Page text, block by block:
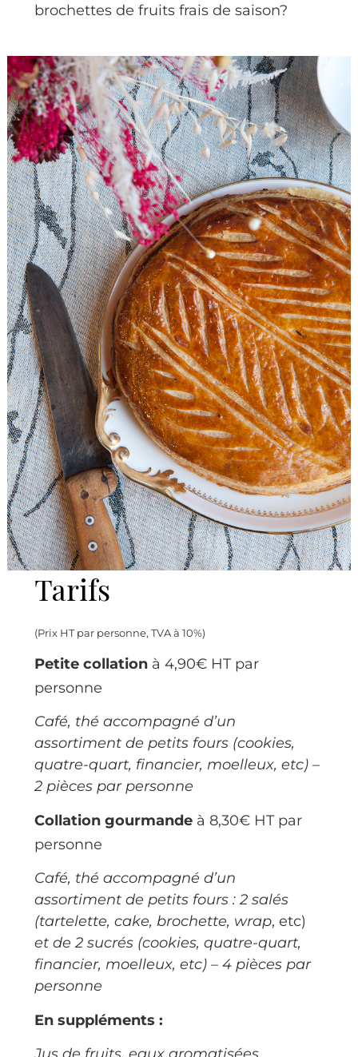
brochettes de fruits frais de saison?
Tarifs
(Prix HT par personne, TVA à 10%)
Petite collation à 4,90€ HT par
personne
Café, thé accompagné d’un
assortiment de petits fours (cookies,
quatre-quart, financier, moelleux, etc) –
2 pièces par personne
Collation gourmande à 8,30€ HT par
personne
Café, thé accompagné d’un
assortiment de petits fours : 2 salés
(tartelette, cake, brochette, wrap, etc)
et de 2 sucrés (cookies, quatre-quart,
financier, moelleux, etc) – 4 pièces par
personne
En suppléments :